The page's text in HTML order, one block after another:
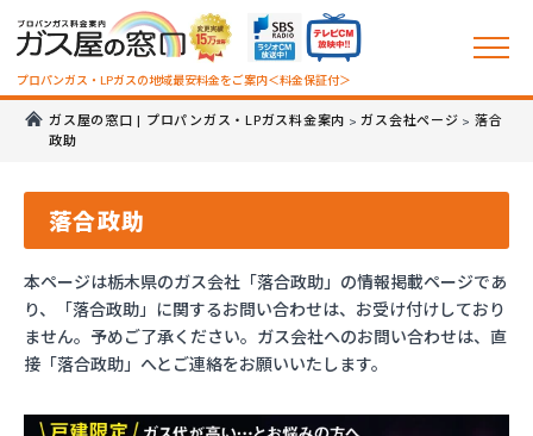
プロパンガス・LPガスの地域最安料金をご案内＜料金保証付＞
ガス屋の窓口 | プロパンガス・LPガス料金案内 >ガス会社ページ > 落合
政助
落合政助
本ページは栃木県のガス会社「落合政助」の情報掲載ページであ
り、「落合政助」に関するお問い合わせは、お受け付けしており
ません。予めご了承ください。ガス会社へのお問い合わせは、直
接「落合政助」へとご連絡をお願いいたします。